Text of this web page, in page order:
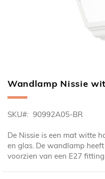
Ga
naar
begin
de
afbeeldingen-
gallerij
Wandlamp Nissie
SKU 90992A05-BR
De Nissie is een mat witte
en glas. De wandlamp
voorzien van een E27